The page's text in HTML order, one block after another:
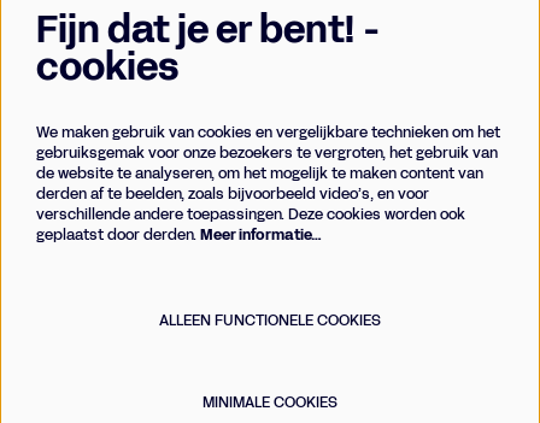
Businessclub
Vrienden
Techniek
Fijn dat je er bent! -
cookies
We maken gebruik van cookies en vergelijkbare technieken om het
gebruiksgemak voor onze bezoekers te vergroten, het gebruik van
de website te analyseren, om het mogelijk te maken content van
derden af te beelden, zoals bijvoorbeeld video’s, en voor
verschillende andere toepassingen. Deze cookies worden ook
geplaatst door derden.Meer informatie…
ALLEEN FUNCTIONELE COOKIES
MINIMALE COOKIES